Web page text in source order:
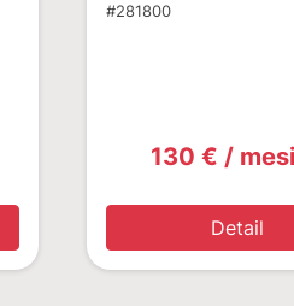
#281800
130 € /
Detail